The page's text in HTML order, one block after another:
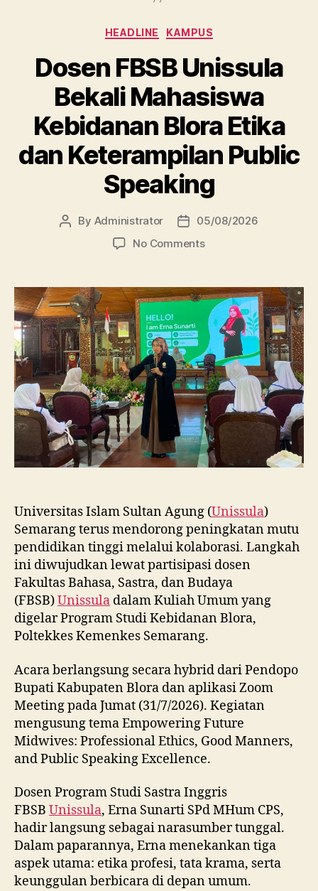
Categories
HEADLINE KAMPUS
Dosen FBSB Unissula
Bekali Mahasiswa
Kebidanan Blora Etika
dan Keterampilan Public
Speaking
Post
By Administrator
Post
date
05/08/2026
No Commentson
Unissula
Bekali
Mahasiswa
Kebidanan
Blora
Etika
dan
Keterampilan
Public
Speaking
Universitas Islam Sultan Agung (Unissula)
Semarang terus mendorong peningkatan mutu
pendidikan tinggi melalui kolaborasi. Langkah
ini diwujudkan lewat partisipasi dosen
Fakultas Bahasa, Sastra, dan Budaya
(FBSB)Unissula dalam Kuliah Umum yang
digelar Program Studi Kebidanan Blora,
Poltekkes Kemenkes Semarang.
Acara berlangsung secara hybrid dari Pendopo
Bupati Kabupaten Blora dan aplikasi Zoom
Meeting pada Jumat (31/7/2026). Kegiatan
mengusung tema Empowering Future
Midwives: Professional Ethics, Good Manners,
and Public Speaking Excellence.
Dosen Program Studi Sastra Inggris
FBSB Unissula, Erna Sunarti SPd MHum CPS,
hadir langsung sebagai narasumber tunggal.
Dalam paparannya, Erna menekankan tiga
aspek utama: etika profesi, tata krama, serta
keunggulan berbicara di depan umum.